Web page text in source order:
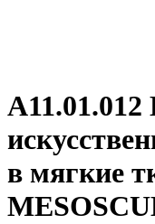
А11.01.012
в мягкие